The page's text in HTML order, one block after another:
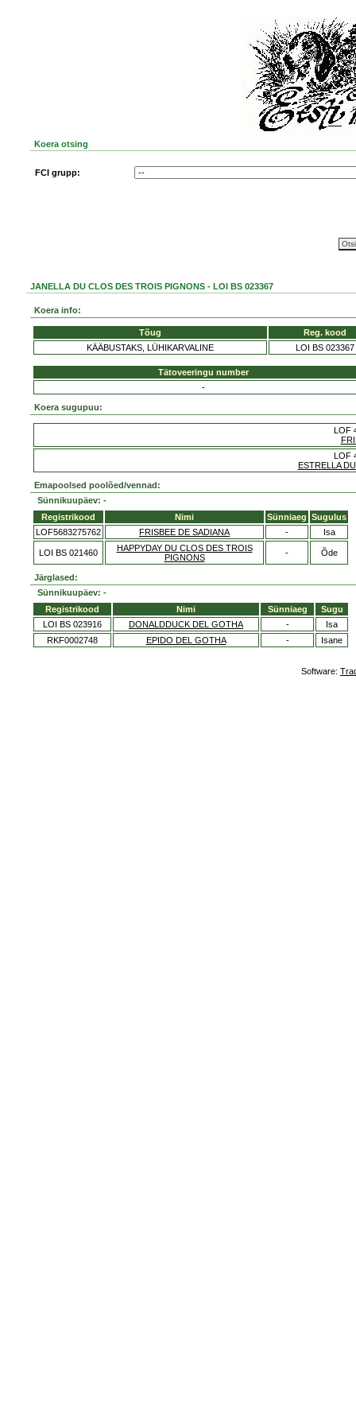
Koera otsing
FCI grupp:
JANELLA DU CLOS DES TROIS PIGNONS - LOI BS 023367
Koera info:
Tõug
Reg. kood
KÄÄBUSTAKS, LÜHIKARVALINE
LOI BS 023367
Tätoveeringu number
-
Koera sugupuu:
LOF
LOF
ESTRELLA
Emapoolsed poolõed/vennad:
Sünnikuupäev: -
Registrikood
Nimi Sünniaeg Sugulus
LOF5683275762
FRISBEE DE SADIANA - Isa
LOI BS 021460
HAPPYDAY DU CLOS DES TROIS
PIGNONS
- Õde
Järglased:
Sünnikuupäev: -
Registrikood
Nimi Sünniaeg
Sugu
LOI BS 023916
DONALDDUCK DEL GOTHA -
Isa
RKF0002748
EPIDO DEL GOTHA - Isane
Software: